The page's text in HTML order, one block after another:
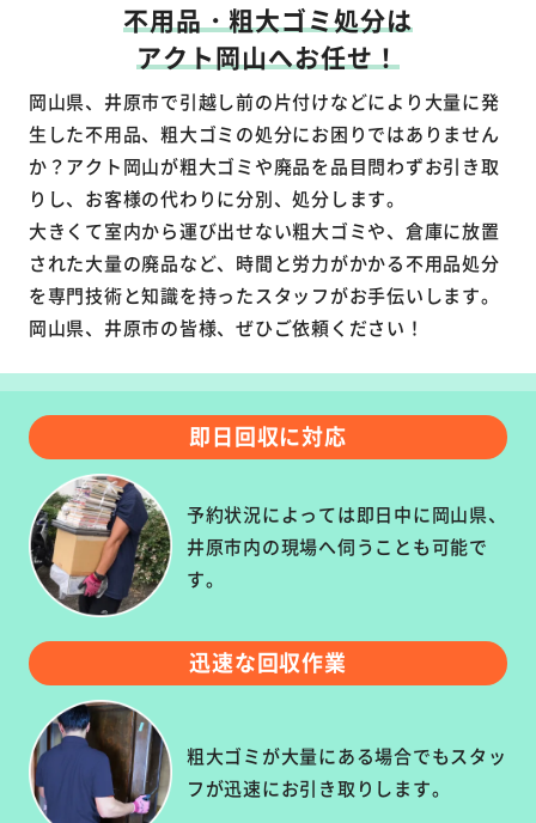
不用品・粗大ゴミ処分は
アクト岡山へお任せ！
岡山県、井原市で引越し前の片付けなどにより大量に発
生した不用品、粗大ゴミの処分にお困りではありません
か？アクト岡山が粗大ゴミや廃品を品目問わずお引き取
りし、お客様の代わりに分別、処分します。
大きくて室内から運び出せない粗大ゴミや、倉庫に放置
された大量の廃品など、時間と労力がかかる不用品処分
を専門技術と知識を持ったスタッフがお手伝いします。
岡山県、井原市の皆様、ぜひご依頼ください！
即日回収に対応
予約状況によっては即日中に岡山県、
井原市内の現場へ伺うことも可能で
す。
迅速な回収作業
粗大ゴミが大量にある場合でもスタッ
フが迅速にお引き取りします。